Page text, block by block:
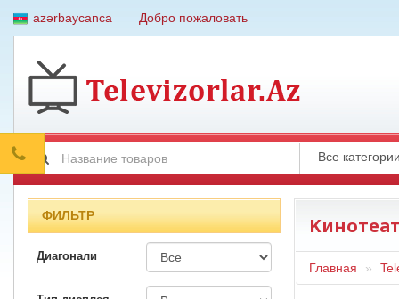
azərbaycanca Добро пожаловать
ФИЛЬТР
Диагонали
Главная